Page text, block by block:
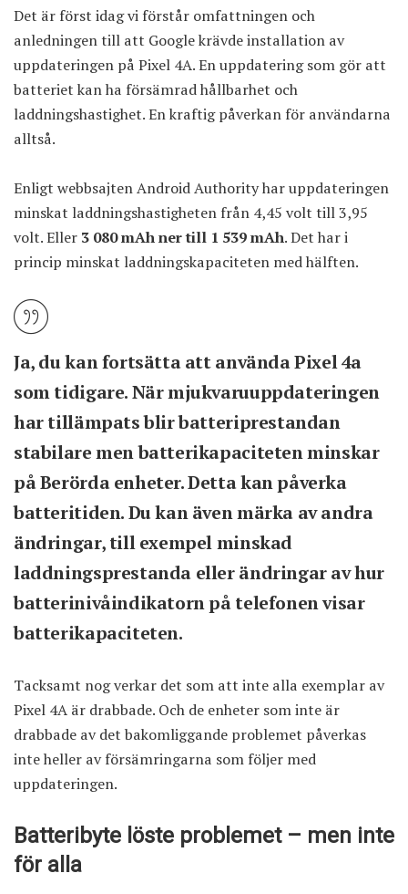
Det är först idag vi förstår omfattningen och
anledningen till att Google krävde installation av
uppdateringen på Pixel 4A. En uppdatering som gör att
batteriet kan ha försämrad hållbarhet och
laddningshastighet. En kraftig påverkan för användarna
alltså.
Enligt webbsajten Android Authority har uppdateringen
minskat laddningshastigheten från 4,45 volt till 3,95
volt. Eller 3 080 mAh ner till 1 539 mAh. Det har i
princip minskat laddningskapaciteten med hälften.
Ja, du kan fortsätta att använda Pixel 4a
som tidigare. När mjukvaruuppdateringen
har tillämpats blir batteriprestandan
stabilare men batterikapaciteten minskar
på Berörda enheter. Detta kan påverka
batteritiden. Du kan även märka av andra
ändringar, till exempel minskad
laddningsprestanda eller ändringar av hur
batterinivåindikatorn på telefonen visar
batterikapaciteten.
Tacksamt nog verkar det som att inte alla exemplar av
Pixel 4A är drabbade. Och de enheter som inte är
drabbade av det bakomliggande problemet påverkas
inte heller av försämringarna som följer med
uppdateringen.
Batteribyte löste problemet – men inte
för alla